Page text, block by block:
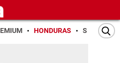
HONDURAS SAN PEDRO